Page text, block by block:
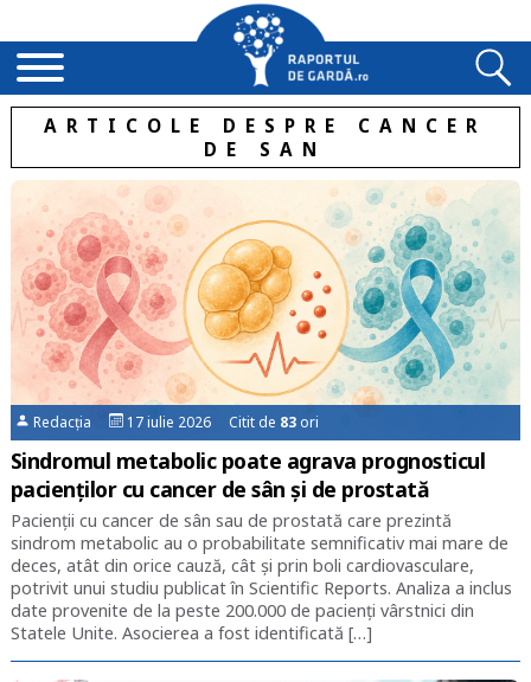
ARTICOLE DESPRE CANCER
DE SAN
Redacția 17 iulie 2026 Citit de 83 ori
Sindromul metabolic poate agrava prognosticul
pacienților cu cancer de sân și de prostată
Pacienții cu cancer de sân sau de prostată care prezintă
sindrom metabolic au o probabilitate semnificativ mai mare de
deces, atât din orice cauză, cât și prin boli cardiovasculare,
potrivit unui studiu publicat în Scientific Reports. Analiza a inclus
date provenite de la peste 200.000 de pacienți vârstnici din
Statele Unite. Asocierea a fost identificată […]